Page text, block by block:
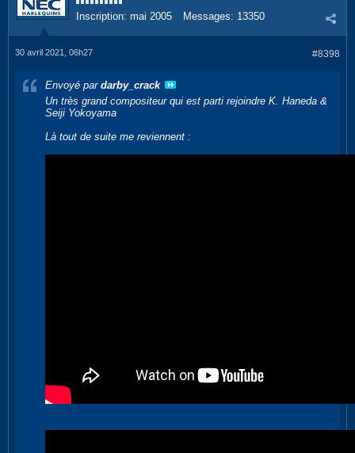
Inscription: mai 2005 Messages: 13350
#8398
30 avril 2021, 06h27
Envoyé par darby_crack
Un très grand compositeur qui est parti rejoindre K. Haneda &
Seiji Yokoyama
Là tout de suite me reviennent :